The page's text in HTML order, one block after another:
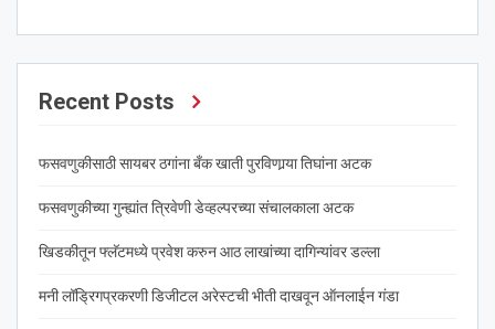
Recent Posts
फसवणुकीसाठी सायबर ठगांना बँक खाती पुरविणार्‍या तिघांना अटक
फसवणुकीच्या गुन्ह्यांत त्रिवेणी डेव्हल्परच्या संचालकाला अटक
खिडकीतून फ्लॅटमध्ये प्रवेश करुन आठ लाखांच्या दागिन्यांवर डल्ला
मनी लॉड्रिगप्रकरणी डिजीटल अरेस्टची भीती दाखवून ऑनलाईन गंडा